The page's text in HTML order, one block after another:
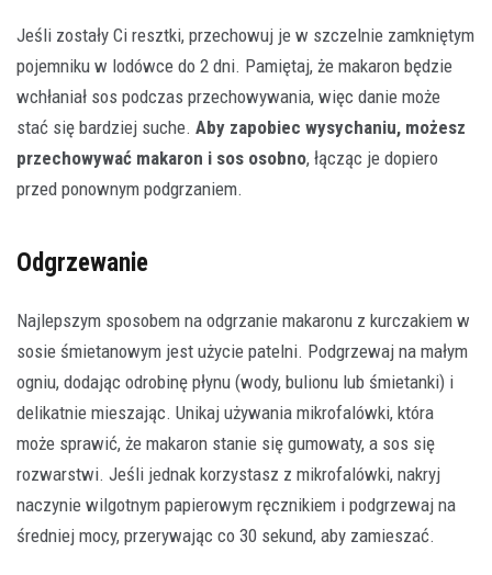
Jeśli zostały Ci resztki, przechowuj je w szczelnie zamkniętym
pojemniku w lodówce do 2 dni. Pamiętaj, że makaron będzie
wchłaniał sos podczas przechowywania, więc danie może
stać się bardziej suche. Aby zapobiec wysychaniu, możesz
przechowywać makaron i sos osobno, łącząc je dopiero
przed ponownym podgrzaniem.
Odgrzewanie
Najlepszym sposobem na odgrzanie makaronu z kurczakiem w
sosie śmietanowym jest użycie patelni. Podgrzewaj na małym
ogniu, dodając odrobinę płynu (wody, bulionu lub śmietanki) i
delikatnie mieszając. Unikaj używania mikrofalówki, która
może sprawić, że makaron stanie się gumowaty, a sos się
rozwarstwi. Jeśli jednak korzystasz z mikrofalówki, nakryj
naczynie wilgotnym papierowym ręcznikiem i podgrzewaj na
średniej mocy, przerywając co 30 sekund, aby zamieszać.